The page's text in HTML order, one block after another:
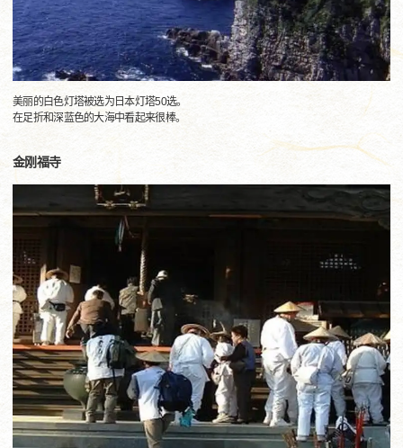
美丽的白色灯塔被选为日本灯塔50选。
在足折和深蓝色的大海中看起来很棒。
金刚福寺